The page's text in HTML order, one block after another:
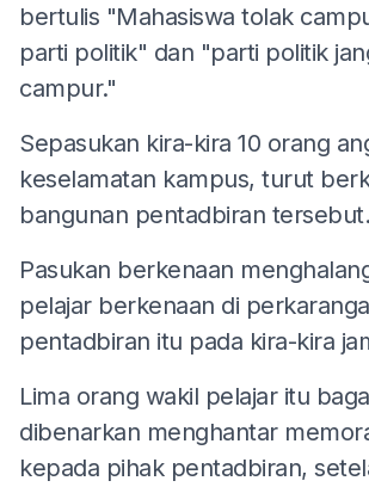
bertulis "Mahasiswa tolak
parti politik" dan "parti politik
campur."
Sepasukan kira-kira 10 orang
keselamatan kampus, turut
bangunan pentadbiran tersebut.
Pasukan berkenaan
pelajar berkenaan di
pentadbiran itu pada kira-kira
Lima orang wakil pelajar itu
dibenarkan menghantar
kepada pihak pentadbiran,